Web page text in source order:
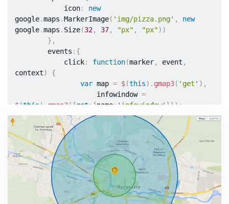
            icon
:
new
google.maps .MarkerImage( 'img/pizza.png' ,
new
google.maps . Size(32, 37, "px" , "px") )
} ,
        events
: {
            click
: function(marker, event ,
context)
{
var map = $(this) .gmap3( 'get' ) ,
                    infowindow
=
$ (this) gmap3( {get: {name: 'infowindow' } } ) ;
if (infowindow) {
open(
marker
;
infowindow.setContent(context .data);
} else
{
$
this ). gmap3
                        infowindow
:
{
                            anchor
: marker,